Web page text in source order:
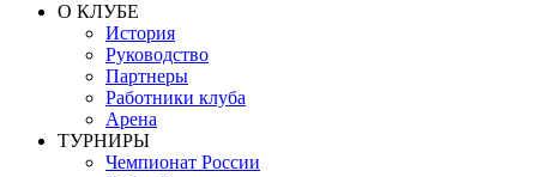
О КЛУБЕ
История
Руководство
Партнеры
Работники клуба
Арена
ТУРНИРЫ
Чемпионат России